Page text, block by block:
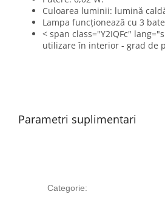
Culoarea luminii: lumină
Lampa funcționează cu 3
< span class="Y2IQFc"
utilizare în interior - grad de
Parametri suplimentari
            Categorie
: